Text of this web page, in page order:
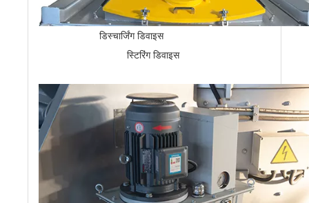
डिस्चार्जिंग डिवाइस
स्टिरिंग डिवाइस